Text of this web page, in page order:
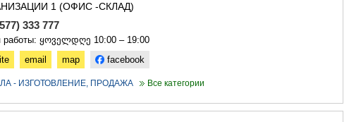
1 (ОФИС -СКЛАД)
333 777
работы: ყოველდღე 10:00 – 19:00
email map facebook
- ИЗГОТОВЛЕНИЕ, ПРОДАЖА Все категории